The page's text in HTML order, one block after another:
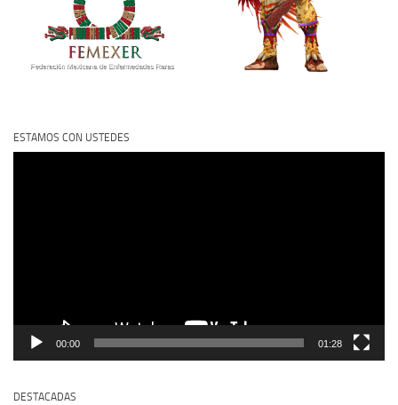
ESTAMOS CON USTEDES
00:00 01:28
DESTACADAS